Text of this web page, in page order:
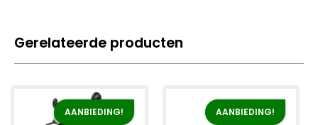
Gerelateerde producten
AANBIEDING! AANBIEDING!